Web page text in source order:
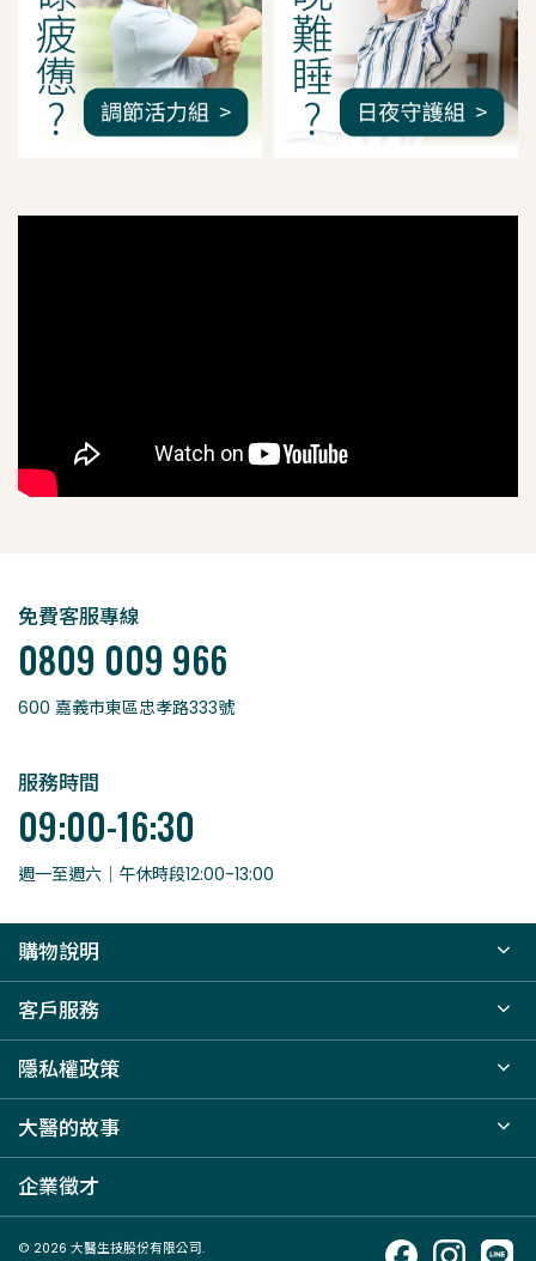
免費客服專線
0809 009 966
600 嘉義市東區忠孝路333號
服務時間
09:00-16:30
週一至週六｜午休時段12:00-13:00
購物說明
客戶服務
隱私權政策
大醫的故事
企業徵才
© 2026 大醫生技股份有限公司.